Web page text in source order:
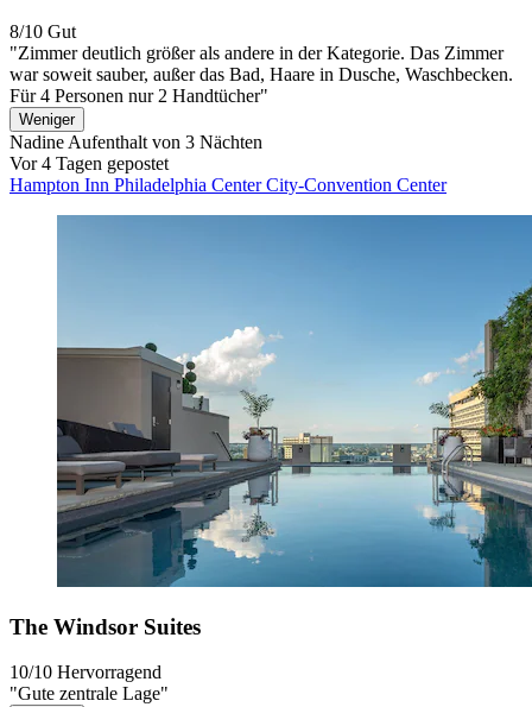
8/10 Gut
"Zimmer deutlich größer als andere in der Kategorie. Das Zimmer
war soweit sauber, außer das Bad, Haare in Dusche, Waschbecken.
Für 4 Personen nur 2 Handtücher"
Weniger
Nadine Aufenthalt von 3 Nächten
Vor 4 Tagen gepostet
Hampton Inn Philadelphia Center City-Convention Center
The Windsor Suites
10/10 Hervorragend
"Gute zentrale Lage"